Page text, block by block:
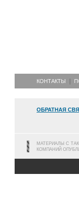
КОНТАКТЫ
ОБРАТНАЯ
МАТЕРИАЛЫ С
КОМПАНИЙ